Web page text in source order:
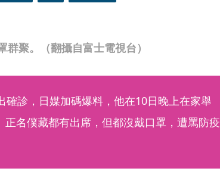
聚。（翻攝自富士電視台）
確診，日媒加碼爆料，他在10日晚上在家舉
名僕藏都有出席，但都沒戴口罩，遭罵防疫